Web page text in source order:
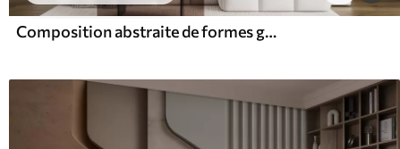
Composition abstraite de formes géométriques beiges